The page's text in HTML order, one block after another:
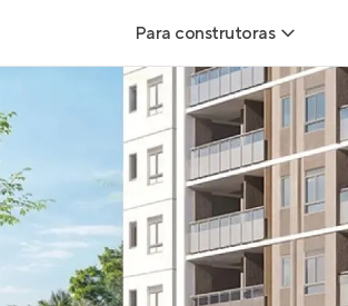
Para construtoras
Geração de Leads
Geração de Visitas
Geração de Vendas
Maiores Construtoras